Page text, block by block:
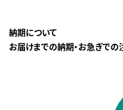
納期について
お届けまでの納期・お急ぎで